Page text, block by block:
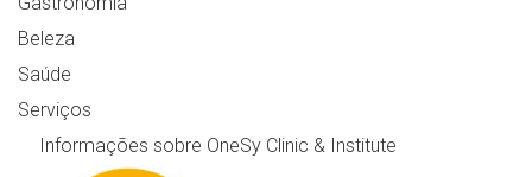
Beleza
Saúde
Serviços
Informações sobre OneSy Clinic & Institute